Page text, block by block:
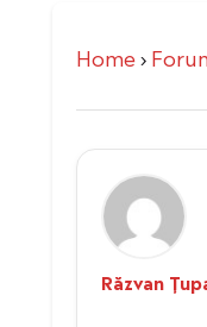
Home›
Răzvan